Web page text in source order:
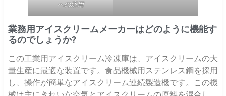
への応用
業務用アイスクリームメーカーはどのように機能す
るのでしょうか?
この工業用アイスクリーム冷凍庫は、アイスクリームの大
量生産に最適な装置です。食品機械用ステンレス鋼を採用
し、操作が簡単なアイスクリーム連続製造機です。この機